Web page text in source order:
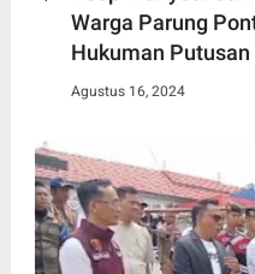
Warga Parung
Hukuman Putusan
Agustus 16, 2024